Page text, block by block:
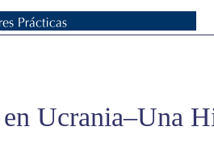
Ucrania–Una